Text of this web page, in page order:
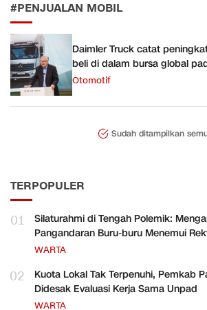
#PENJUALAN MOBIL
Daimler Truck catat
beli di dalam bursa global
Otomotif
Sudah ditampilkan
TERPOPULER
01
Silaturahmi di Tengah Polemik:
Pangandaran Buru-buru Menemui
WARTA
02
Kuota Lokal Tak Terpenuhi, Pemkab
Didesak Evaluasi Kerja Sama Unpad
WARTA